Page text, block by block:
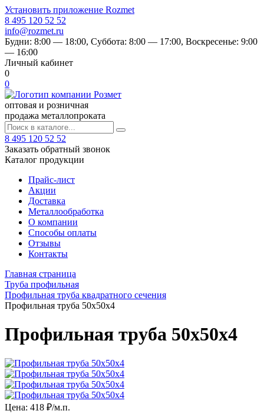
Установить приложение Rozmet
8 495 120 52 52
info@rozmet.ru
Будни: 8:00 — 18:00, Суббота: 8:00 — 17:00, Воскресенье: 9:00
— 16:00
Личный кабинет
0
0
оптовая и розничная
продажа металлопроката
8 495 120 52 52
Заказать обратный звонок
Каталог продукции
Прайс-лист
Акции
Доставка
Металлообработка
О компании
Способы оплаты
Отзывы
Контакты
Главная страница
Труба профильная
Профильная труба квадратного сечения
Профильная труба 50х50х4
Профильная труба 50х50х4
Цена: 418 ₽/м.п.